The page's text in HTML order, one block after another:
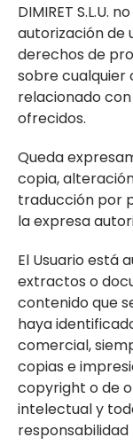
DIMIRET S.L.U.
autorización de
derechos de
sobre
relacionado
ofrecidos.
Queda
copia,
traducción por
la expresa
El Usuario está
extractos o
contenido que
haya
comercial,
copias e
copyright o de
intelectual y
responsabilidad